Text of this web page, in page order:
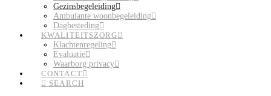
Gezinsbegeleiding
Ambulante woonbegeleiding
Dagbesteding
KWALITEITSZORG
Klachtenregeling
Evaluatie
Waarborg privacy
CONTACT
SEARCH